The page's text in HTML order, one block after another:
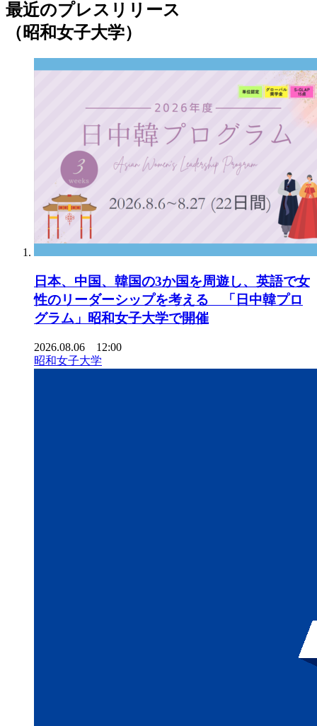
最近のプレスリリース
（昭和女子大学）
日本、中国、韓国の3か国を周遊し、英語で女
性のリーダーシップを考える 「日中韓プロ
グラム」昭和女子大学で開催
2026.08.06 12:00
昭和女子大学